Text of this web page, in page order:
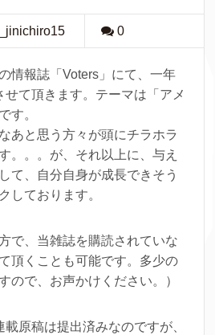
0
情報誌「Voters」にて、一年
せて頂きます。テーマは「アメ
す。
あと思う方々が頭にチラホラ
。。。が、それ以上に、与え
て、自分自身が成長できそう
しております。
で、当雑誌を購読されていな
頂くことも可能です。多少の
ので、お声かけください。）
原稿は提出済みなのですが、